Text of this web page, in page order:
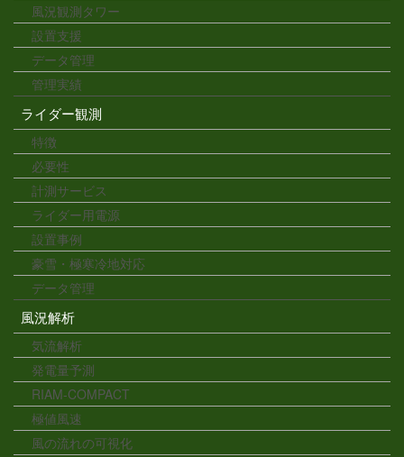
風況観測タワー
設置支援
データ管理
管理実績
ライダー観測
特徴
必要性
計測サービス
ライダー用電源
設置事例
豪雪・極寒冷地対応
データ管理
風況解析
気流解析
発電量予測
RIAM-COMPACT
極値風速
風の流れの可視化